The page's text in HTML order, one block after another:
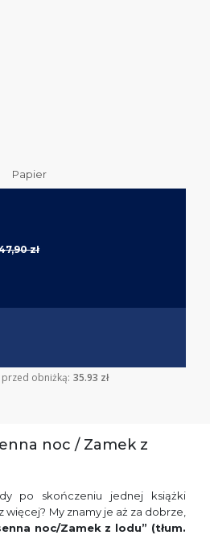
Papier
zł
przed obniżką: 35.93 zł
noc / Zamek z
po skończeniu jednej książki
więcej? My znamy je aż za dobrze,
noc/Zamek z lodu” (tłum.